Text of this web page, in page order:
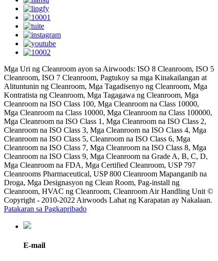
Mga Uri ng Cleanroom ayon sa Airwoods: ISO 8 Cleanroom, ISO 5
Cleanroom, ISO 7 Cleanroom, Pagtukoy sa mga Kinakailangan at
Alituntunin ng Cleanroom, Mga Tagadisenyo ng Cleanroom, Mga
Kontratista ng Cleanroom, Mga Tagagawa ng Cleanroom, Mga
Cleanroom na ISO Class 100, Mga Cleanroom na Class 10000,
Mga Cleanroom na Class 10000, Mga Cleanroom na Class 100000,
Mga Cleanroom na ISO Class 1, Mga Cleanroom na ISO Class 2,
Cleanroom na ISO Class 3, Mga Cleanroom na ISO Class 4, Mga
Cleanroom na ISO Class 5, Cleanroom na ISO Class 6, Mga
Cleanroom na ISO Class 7, Mga Cleanroom na ISO Class 8, Mga
Cleanroom na ISO Class 9, Mga Cleanroom na Grade A, B, C, D,
Mga Cleanroom na FDA, Mga Certified Cleanroom, USP 797
Cleanrooms Pharmaceutical, USP 800 Cleanroom Mapanganib na
Droga, Mga Designasyon ng Clean Room, Pag-install ng
Cleanroom, HVAC ng Cleanroom, Cleanroom Air Handling Unit ©
Copyright - 2010-2022 Airwoods Lahat ng Karapatan ay Nakalaan.
Patakaran sa Pagkapribado
E-mail